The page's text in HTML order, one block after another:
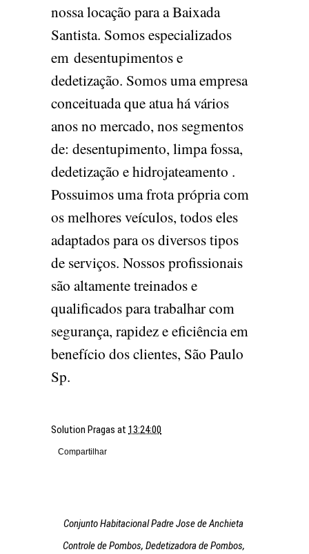
nossa locação para a Baixada
Santista. Somos especializados
em desentupimentos e
dedetização. Somos uma empresa
conceituada que atua há vários
anos no mercado, nos segmentos
de: desentupimento, limpa fossa,
dedetização e hidrojateamento .
Possuimos uma frota própria com
os melhores veículos, todos eles
adaptados para os diversos tipos
de serviços. Nossos profissionais
são altamente treinados e
qualificados para trabalhar com
segurança, rapidez e eficiência em
benefício dos clientes, São Paulo
Sp.
Solution Pragas at 13:24:00
Compartilhar
Conjunto Habitacional Padre Jose de Anchieta
Controle de Pombos, Dedetizadora de Pombos,